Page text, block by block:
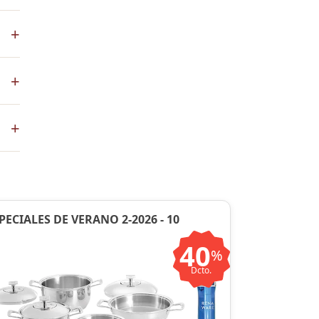
+
+
+
DE VERANO 2-2026 - 10
40%
Dcto.